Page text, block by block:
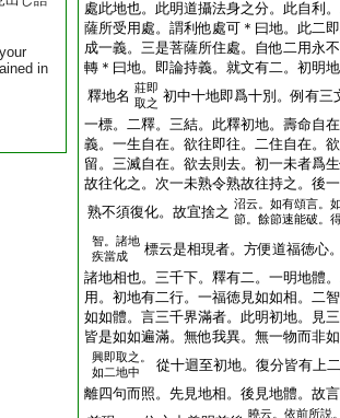
in
處此地也。此明道攝法身之分。此自利
薩所受用處。謂利他處可＊曰地。此二
成一義。三是菩薩所住處。自他二用永
轉＊曰地。即論持義。就文有二。初明
釋地名 莊即
取之 初中十地即爲十別。例有三
一標。二釋。三結。此釋初地。壽命自
義。一生自在。欲往即往。二住自在。
留。三滅自在。欲去則去。初一未者爲
故往化之。次一未熟令熟故往持之。後
熟不須復化。故宜捨之 沼云。如有頌言。
節。餘節速能破。
智。諸地
疾當成
標云是相現者。方便道福徳心
諸地相也。三千下。釋有二。一明地體
用。初地有二行。一福徳見如如相。二
如如體。言三千界滿者。此明初地。見
皆是如如遍滿。無他我異。無一物而非
興即取之。
如二地中
從十迴至初地。復分皆有上
離四句而照。先見地相。後見地體。故
曉云。依前所説